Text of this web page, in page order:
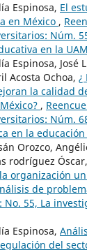
Espinosa, El
en México ,
Núm.
en la UAM
Espinosa, José
Acosta Ochoa, ¿
la calidad
,
Núm.
en la
Orozco,
rodríguez Óscar,
organización
de
No. 55, La
Espinosa,
del